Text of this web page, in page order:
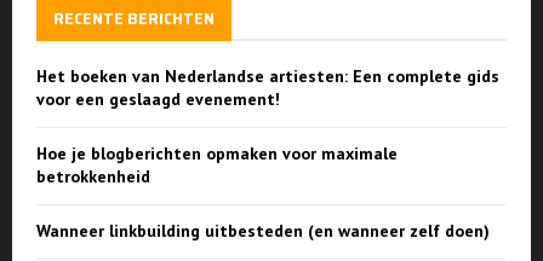
RECENTE BERICHTEN
Het boeken van Nederlandse artiesten: Een complete gids
voor een geslaagd evenement!
Hoe je blogberichten opmaken voor maximale
betrokkenheid
Wanneer linkbuilding uitbesteden (en wanneer zelf doen)